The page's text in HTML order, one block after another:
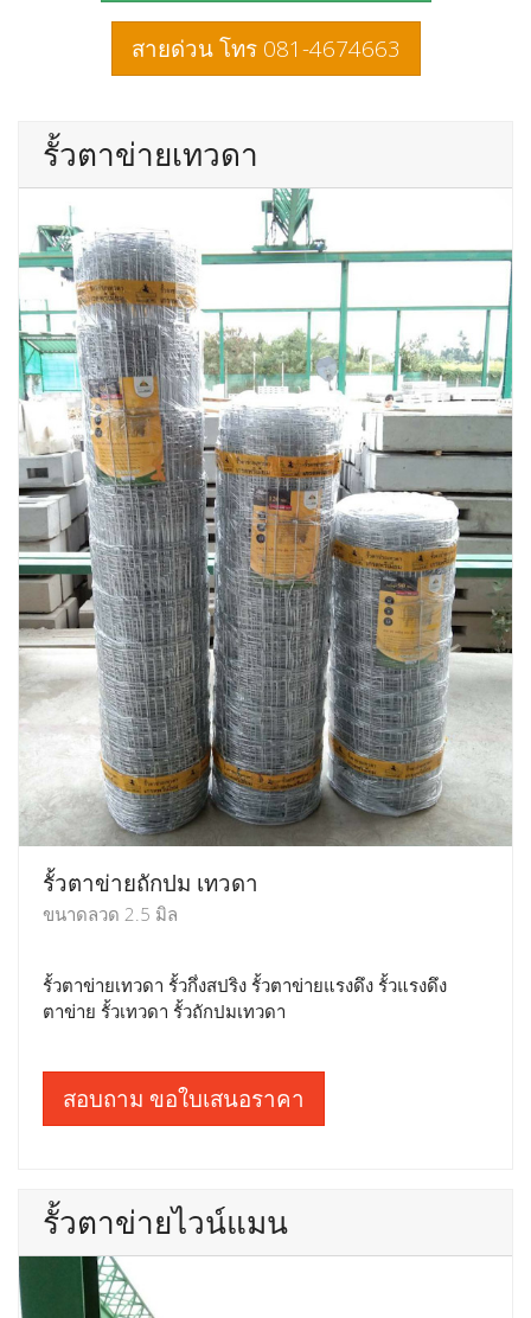
สายด่วน โทร 081-4674663
รั้วตาข่ายเทวดา
รั้วตาข่ายถักปม เทวดา
ขนาดลวด 2.5 มิล
รั้วตาข่ายเทวดา รั้วกึ่งสปริง รั้วตาข่ายแรงดึง รั้วแรงดึง
ตาข่าย รั้วเทวดา รั้วถักปมเทวดา
สอบถาม ขอใบเสนอราคา
รั้วตาข่ายไวน์แมน